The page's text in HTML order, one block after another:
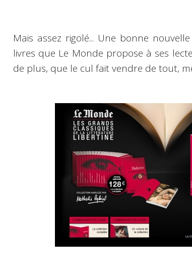
Mais assez rigolé... Une bonne
livres que Le Monde propose à ses
de plus, que le cul fait vendre de tout,